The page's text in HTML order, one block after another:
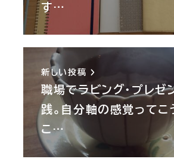
す…
新しい投稿
職場でラビング・プレゼ
践。自分軸の感覚ってこ
こ…